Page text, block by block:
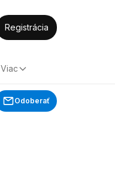
Registrácia
Viac
Odoberať